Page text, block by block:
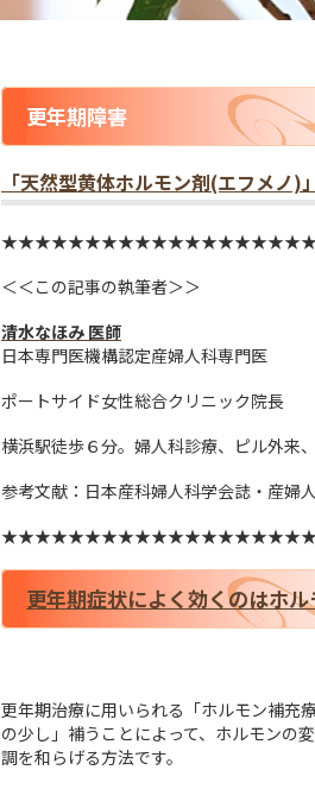
更年期障害
「天然型黄体ホルモン剤(エフメノ)
＜＜この記事の執筆者＞＞
清水なほみ 医師
日本専門医機構認定産婦人科専門医
ポートサイド女性総合クリニック院長
横浜駅徒歩６分。婦人科診療、ピル外来
参考文献：日本産科婦人科学会誌・産婦
更年期症状によく効くのはホ
更年期治療に用いられる「ホルモン補充
の少し」補うことによって、ホルモンの
調を和らげる方法です。